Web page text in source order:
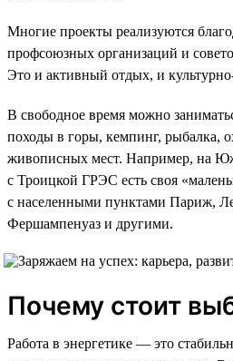
Многие проекты реализуются
профсоюзных организаций и
Это и активный отдых, и
В свободное время можно
походы в горы, кемпинг, рыбалка,
живописных мест. Например, на
с Троицкой ГРЭС есть своя
с населенными пунктами Париж,
Фершампенуаз и другими.
Почему стоит
Работа в энергетике — это